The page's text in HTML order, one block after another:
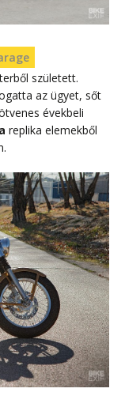
született.
az ügyet, sőt
évekbeli
replika elemekből